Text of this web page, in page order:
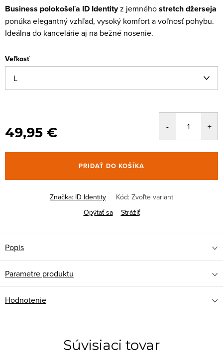
Business polokošeľa ID Identityz jemnéhostretch džerseja
ponúka elegantný vzhľad, vysoký komfort a voľnosť pohybu.
Ideálna do kancelárie aj na bežné nosenie.
Veľkosť
49,95 €
PRIDAŤ DO KOŠÍKA
Značka: ID Identity Kód: Zvoľte variant
Opýtať sa
Strážiť
Popis
Parametre produktu
Hodnotenie
Súvisiaci tovar